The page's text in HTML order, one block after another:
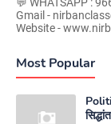
Gmail -
Website -
Most Popular